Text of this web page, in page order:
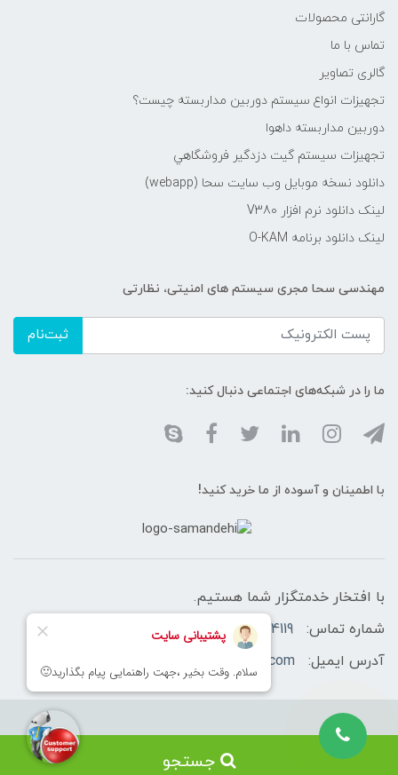
گارانتی محصولات
تماس با ما
گالری تصاویر
تجهیزات انواع سیستم دوربین مداربسته چيست؟
دوربین مداربسته داهوا
تجهیزات سیستم گيت دزدگیر فروشگاهي
دانلود نسخه موبایل وب سایت سحا (webapp)
لینک دانلود نرم افزار V380
لینک دانلود برنامه O-KAM
مهندسی سحا مجری سیستم های امنیتی، نظارتی
ثبت‌نام
ما را در شبکه‌های اجتماعی دنبال کنید:
با اطمینان و آسوده از ما خرید کنید!
با افتخار خدمتگزار شما هستیم.
شماره تماس:
02166460758-02166174119 -09128433566
آدرس ایمیل:
info@sahasecurityshop.com
تمامی حقوق مادی و معنوی این وبسایت متعلق به شرکت سامان حیطه ایمن
(سحا) می باشد